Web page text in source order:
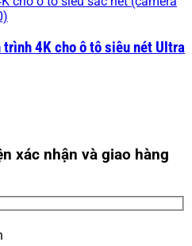
trình 4K cho ô tô siêu nét Ultra
xác nhận và giao hàng